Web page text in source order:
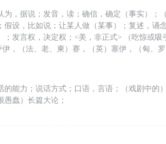
为，据说；发音，读；确信，确定（事实）；
假设，比如说；让某人做（某事）；复述，诵
；发言权，决定权；<美，非正式> （吃惊或吸
伊，（法、老、柬）赛，（英）塞伊，（匈、
的能力；说话方式；口语，言语；（戏剧中的
蠢）长篇大论；